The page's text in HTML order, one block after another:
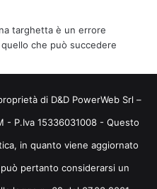
targhetta è un errore
che può succedere
di D&D PowerWeb Srl –
- P.Iva 15336031008 - Questo
in quanto viene aggiornato
pertanto considerarsi un